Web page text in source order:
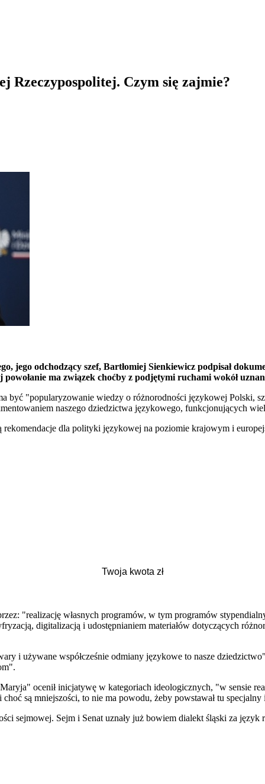
Rzeczypospolitej. Czym się zajmie?
jego odchodzący szef, Bartłomiej Sienkiewicz podpisał
ma związek choćby z podjętymi ruchami wokół
być "popularyzowanie wiedzy o różnorodności językowej Polski,
naszego dziedzictwa językowego, funkcjonujących
dla polityki językowej na poziomie krajowym i
"realizację własnych programów, w tym programów
digitalizacją i udostępnianiem materiałów dotyczących
i używane współcześnie odmiany językowe to nasze
ocenił inicjatywę w kategoriach ideologicznych, "w sensie
są mniejszości, to nie ma powodu, żeby powstawał tu
sejmowej. Sejm i Senat uznały już bowiem dialekt śląski za